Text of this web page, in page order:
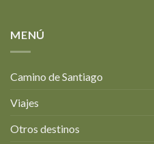
MENÚ
Camino de Santiago
Viajes
Otros destinos